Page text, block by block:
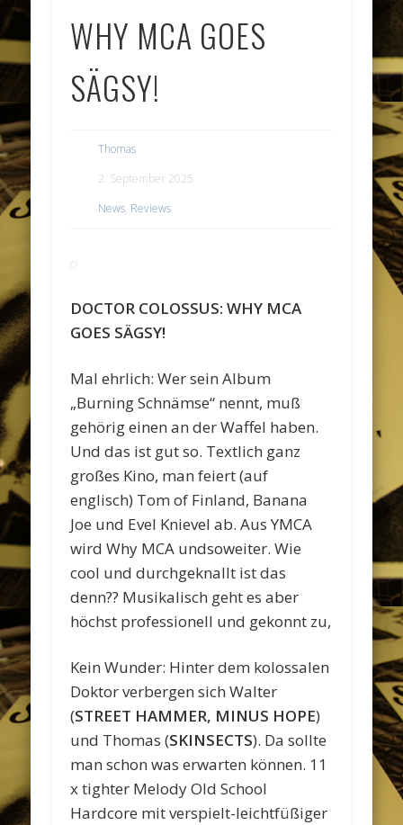
WHY MCA GOES
SÄGSY!
Thomas
2. September 2025
News, Reviews
DOCTOR COLOSSUS: WHY MCA
GOES SÄGSY!
Mal ehrlich: Wer sein Album
„Burning Schnämse“ nennt, muß
gehörig einen an der Waffel haben.
Und das ist gut so. Textlich ganz
großes Kino, man feiert (auf
englisch) Tom of Finland, Banana
Joe und Evel Knievel ab. Aus YMCA
wird Why MCA undsoweiter. Wie
cool und durchgeknallt ist das
denn?? Musikalisch geht es aber
höchst professionell und gekonnt zu,
Kein Wunder: Hinter dem kolossalen
Doktor verbergen sich Walter
(STREET HAMMER, MINUS HOPE)
und Thomas (SKINSECTS). Da sollte
man schon was erwarten können. 11
x tighter Melody Old School
Hardcore mit verspielt-leichtfüßiger